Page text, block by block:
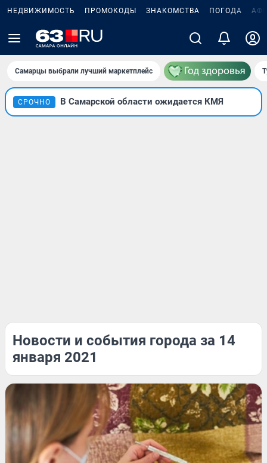
НЕДВИЖИМОСТЬ ПРОМОКОДЫ ЗНАКОМСТВА ПОГОДА
Самарцы выбрали лучший маркетплейс
СРОЧНО В Самарской области ожидается КМЯ
Новости и события города за 14
января 2021